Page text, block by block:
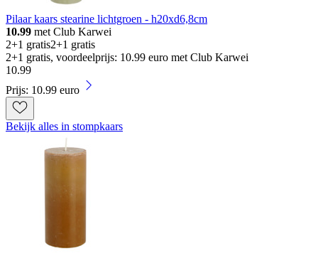
Pilaar kaars stearine lichtgroen - h20xd6,8cm
10.99 met Club Karwei
2+1 gratis2+1 gratis
2+1 gratis, voordeelprijs: 10.99 euro met Club Karwei
10.99
Prijs: 10.99 euro
Bekijk alles in stompkaars